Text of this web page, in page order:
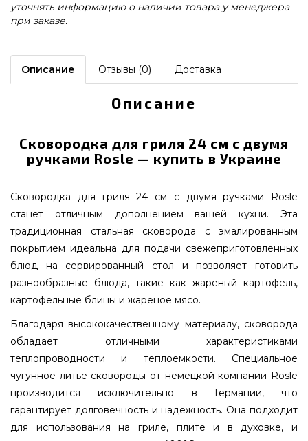
уточнять информацию о наличии товара у менеджера
при заказе.
Описание Отзывы (0) Доставка
Описание
Сковородка для гриля 24 см с двумя
ручками Rosle — купить в Украине
Сковородка для гриля 24 см с двумя ручками Rosle
станет отличным дополнением вашей кухни. Эта
традиционная стальная сковорода с эмалированным
покрытием идеальна для подачи свежеприготовленных
блюд на сервированный стол и позволяет готовить
разнообразные блюда, такие как жареный картофель,
картофельные блины и жареное мясо.
Благодаря высококачественному материалу, сковорода
обладает отличными характеристиками
теплопроводности и теплоемкости. Специальное
чугунное литье сковороды от немецкой компании Rosle
производится исключительно в Германии, что
гарантирует долговечность и надежность. Она подходит
для использования на гриле, плите и в духовке, и